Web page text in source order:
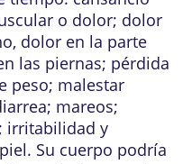
o dolor; dolor
dolor en la parte
las piernas; pérdida
peso; malestar
mareos;
irritabilidad y
Su cuerpo podría